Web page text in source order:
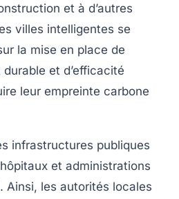
et à d’autres
villes intelligentes se
la mise en place de
et d’efficacité
leur empreinte carbone
infrastructures publiques
et administrations
Ainsi, les autorités locales